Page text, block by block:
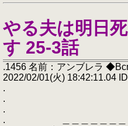
やる夫は明日
す 25-3話
.1456 名前：アンブレラ
2022/02/01(火) 18:42:11.04
.
.
.
. ＿＿＿＿＿＿＿＿